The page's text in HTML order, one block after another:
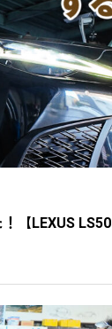
【LEXUS LS50